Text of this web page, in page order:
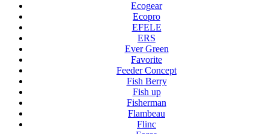
Ecogear
Ecopro
EFELE
ERS
Ever Green
Favorite
Feeder Concept
Fish Berry
Fish up
Fisherman
Flambeau
Flinc